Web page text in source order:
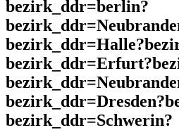
bezirk_ddr=berlin?
bezirk_ddr=Schwerin?